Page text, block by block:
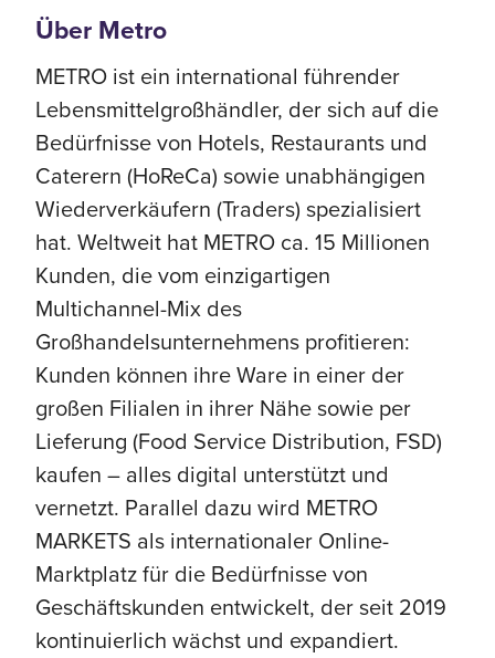
Über Metro
METRO ist ein international führender
Lebensmittelgroßhändler, der sich auf die
Bedürfnisse von Hotels, Restaurants und
Caterern (HoReCa) sowie unabhängigen
Wiederverkäufern (Traders) spezialisiert
hat. Weltweit hat METRO ca. 15 Millionen
Kunden, die vom einzigartigen
Multichannel-Mix des
Großhandelsunternehmens profitieren:
Kunden können ihre Ware in einer der
großen Filialen in ihrer Nähe sowie per
Lieferung (Food Service Distribution, FSD)
kaufen – alles digital unterstützt und
vernetzt. Parallel dazu wird METRO
MARKETS als internationaler Online-
Marktplatz für die Bedürfnisse von
Geschäftskunden entwickelt, der seit 2019
kontinuierlich wächst und expandiert.